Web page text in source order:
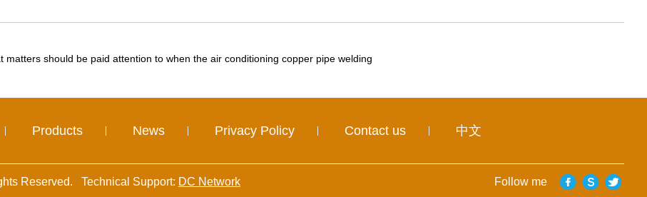
matters should be paid attention to when the air conditioning copper pipe welding
Products News Privacy Policy Contact us 中文
Reserved. Technical Support: DC Network Follow me